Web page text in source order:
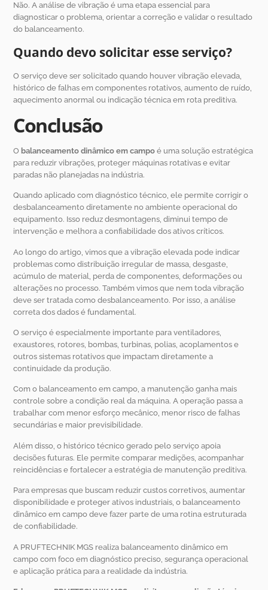
Não. A análise de vibração é uma etapa essencial para
diagnosticar o problema, orientar a correção e validar o resultado
do balanceamento.
Quando devo solicitar esse serviço?
O serviço deve ser solicitado quando houver vibração elevada,
histórico de falhas em componentes rotativos, aumento de ruído,
aquecimento anormal ou indicação técnica em rota preditiva.
Conclusão
O balanceamento dinâmico em campo é uma solução estratégica
para reduzir vibrações, proteger máquinas rotativas e evitar
paradas não planejadas na indústria.
Quando aplicado com diagnóstico técnico, ele permite corrigir o
desbalanceamento diretamente no ambiente operacional do
equipamento. Isso reduz desmontagens, diminui tempo de
intervenção e melhora a confiabilidade dos ativos críticos.
Ao longo do artigo, vimos que a vibração elevada pode indicar
problemas como distribuição irregular de massa, desgaste,
acúmulo de material, perda de componentes, deformações ou
alterações no processo. Também vimos que nem toda vibração
deve ser tratada como desbalanceamento. Por isso, a análise
correta dos dados é fundamental.
O serviço é especialmente importante para ventiladores,
exaustores, rotores, bombas, turbinas, polias, acoplamentos e
outros sistemas rotativos que impactam diretamente a
continuidade da produção.
Com o balanceamento em campo, a manutenção ganha mais
controle sobre a condição real da máquina. A operação passa a
trabalhar com menor esforço mecânico, menor risco de falhas
secundárias e maior previsibilidade.
Além disso, o histórico técnico gerado pelo serviço apoia
decisões futuras. Ele permite comparar medições, acompanhar
reincidências e fortalecer a estratégia de manutenção preditiva.
Para empresas que buscam reduzir custos corretivos, aumentar
disponibilidade e proteger ativos industriais, o balanceamento
dinâmico em campo deve fazer parte de uma rotina estruturada
de confiabilidade.
A PRUFTECHNIK MGS realiza balanceamento dinâmico em
campo com foco em diagnóstico preciso, segurança operacional
e aplicação prática para a realidade da indústria.